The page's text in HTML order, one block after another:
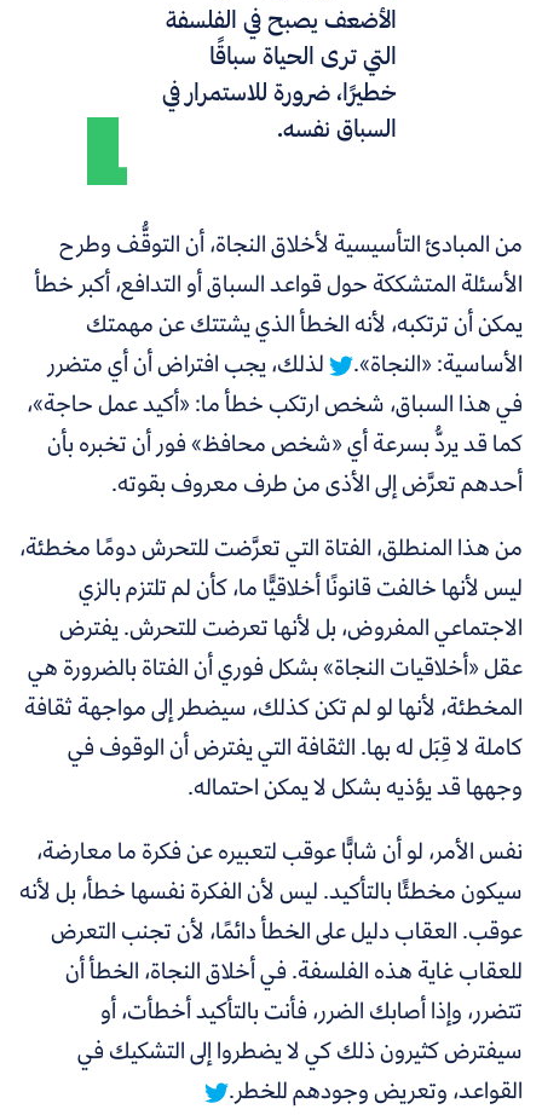
الأضعف يصبح في الفلسفة
التي ترى الحياة سباقًا
خطيرًا، ضرورة للاستمرار في
السباق نفسه.
من المبادئ التأسيسية لأخلاق النجاة، أن التوقُّف وطرح
الأسئلة المتشككة حول قواعد السباق أو التدافع، أكبر خطأ
يمكن أن ترتكبه، لأنه الخطأ الذي يشتتك عن مهمتك
الأساسية: «النجاة».
لذلك، يجب افتراض أن أي متضرر
في هذا السباق، شخص ارتكب خطأ ما: «أكيد عمل حاجة»،
كما قد يردُّ بسرعة أي «شخص محافظ» فور أن تخبره بأن
أحدهم تعرَّض إلى الأذى من طرف معروف بقوته.
من هذا المنطلق، الفتاة التي تعرَّضت للتحرش دومًا مخطئة،
ليس لأنها خالفت قانونًا أخلاقيًّا ما، كأن لم تلتزم بالزي
الاجتماعي المفروض، بل لأنها تعرضت للتحرش. يفترض
عقل «أخلاقيات النجاة» بشكل فوري أن الفتاة بالضرورة هي
المخطئة، لأنها لو لم تكن كذلك، سيضطر إلى مواجهة ثقافة
كاملة لا قِبَل له بها. الثقافة التي يفترض أن الوقوف في
وجهها قد يؤذيه بشكل لا يمكن احتماله.
نفس الأمر، لو أن شابًّا عوقب لتعبيره عن فكرة ما معارضة،
سيكون مخطئًا بالتأكيد. ليس لأن الفكرة نفسها خطأ، بل لأنه
عوقب. العقاب دليل على الخطأ دائمًا، لأن تجنب التعرض
للعقاب غاية هذه الفلسفة.في أخلاق النجاة، الخطأ أن
تتضرر، وإذا أصابك الضرر، فأنت بالتأكيد أخطأت، أو
سيفترض كثيرون ذلك كي لا يضطروا إلى التشكيك في
القواعد، وتعريض وجودهم للخطر.